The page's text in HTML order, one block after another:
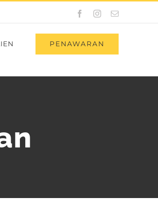
FacebookInstagram
Email
PENAWARAN